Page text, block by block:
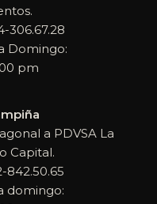
306.67.28
Domingo:
pm
a PDVSA La
Capital.
842.50.65
domingo: